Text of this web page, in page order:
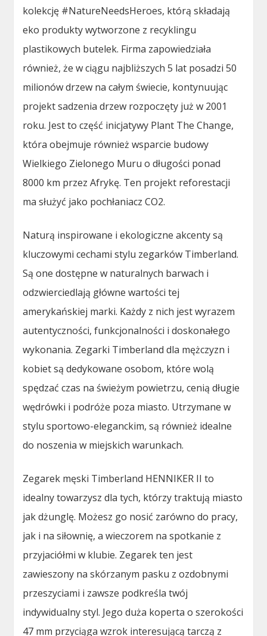
kolekcję #NatureNeedsHeroes, którą składają
eko produkty wytworzone z recyklingu
plastikowych butelek. Firma zapowiedziała
również, że w ciągu najbliższych 5 lat posadzi 50
milionów drzew na całym świecie, kontynuując
projekt sadzenia drzew rozpoczęty już w 2001
roku. Jest to część inicjatywy Plant The Change,
która obejmuje również wsparcie budowy
Wielkiego Zielonego Muru o długości ponad
8000 km przez Afrykę. Ten projekt reforestacji
ma służyć jako pochłaniacz CO2.
Naturą inspirowane i ekologiczne akcenty są
kluczowymi cechami stylu zegarków Timberland.
Są one dostępne w naturalnych barwach i
odzwierciedlają główne wartości tej
amerykańskiej marki. Każdy z nich jest wyrazem
autentyczności, funkcjonalności i doskonałego
wykonania. Zegarki Timberland dla mężczyzn i
kobiet są dedykowane osobom, które wolą
spędzać czas na świeżym powietrzu, cenią długie
wędrówki i podróże poza miasto. Utrzymane w
stylu sportowo-eleganckim, są również idealne
do noszenia w miejskich warunkach.
Zegarek męski Timberland HENNIKER II to
idealny towarzysz dla tych, którzy traktują miasto
jak dżunglę. Możesz go nosić zarówno do pracy,
jak i na siłownię, a wieczorem na spotkanie z
przyjaciółmi w klubie. Zegarek ten jest
zawieszony na skórzanym pasku z ozdobnymi
przeszyciami i zawsze podkreśla twój
indywidualny styl. Jego duża koperta o szerokości
47 mm przyciąga wzrok interesującą tarczą z